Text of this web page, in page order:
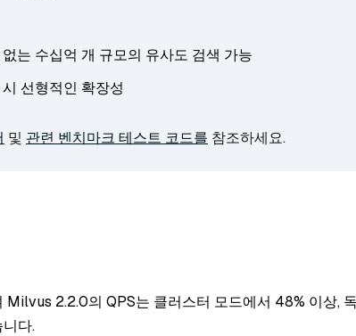
는 수십억 개 규모의 유사도 검색 가능
선형적인 확장성
및 관련 벤치마크 테스트 코드를 참조하세요.
Milvus 2.2.0의 QPS는 클러스터 모드에서 48% 이상,
다.